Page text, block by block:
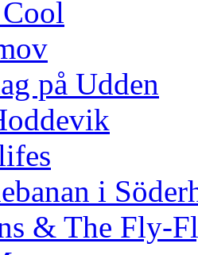
på Udden
i
& The Fly-